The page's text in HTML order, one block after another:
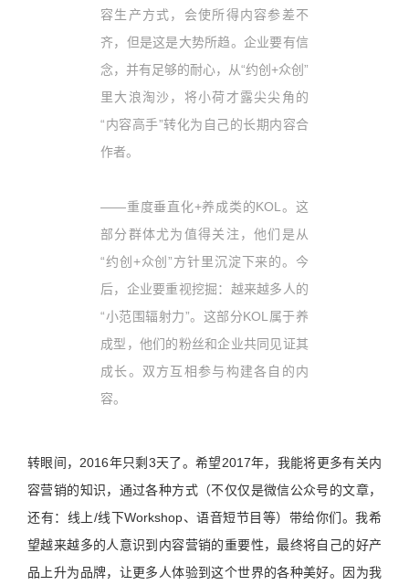
容生产方式，会使所得内容参差不
齐，但是这是大势所趋。企业要有信
念，并有足够的耐心，从“约创+众创”
里大浪淘沙，将小荷才露尖尖角的
“内容高手”转化为自己的长期内容合
作者。
——重度垂直化+养成类的KOL。这
部分群体尤为值得关注，他们是从
“约创+众创”方针里沉淀下来的。今
后，企业要重视挖掘：越来越多人的
“小范围辐射力”。这部分KOL属于养
成型，他们的粉丝和企业共同见证其
成长。双方互相参与构建各自的内
容。
转眼间，2016年只剩3天了。希望2017年，我能将更多有关内
容营销的知识，通过各种方式（不仅仅是微信公众号的文章，
还有：线上/线下Workshop、语音短节目等）带给你们。我希
望越来越多的人意识到内容营销的重要性，最终将自己的好产
品上升为品牌，让更多人体验到这个世界的各种美好。因为我